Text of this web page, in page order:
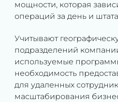
мощности, которая
операций за день и
Учитывают
подразделений
используемые
необходимость
для удаленных
масштабирования